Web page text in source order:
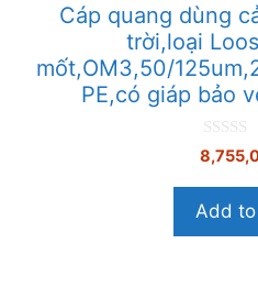
Cáp quang dùng
trời,loại
mốt,OM3,50/
PE,có giáp bảo
0
n
à
Add